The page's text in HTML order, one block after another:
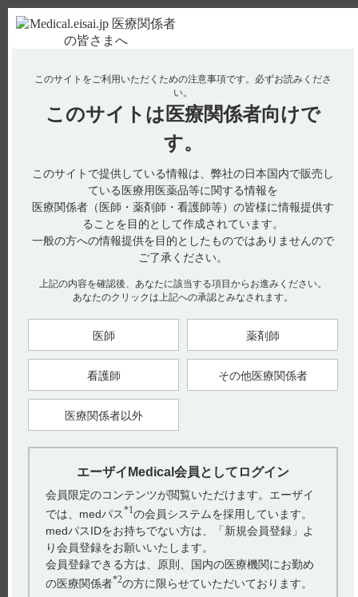
使用期限検索 Drug Information
No : 11190
【エクフィナ】 医師要件や施設要件はあります
【エクフィナ】
医師要件や施設要件はありますか？
エクフィナ錠の投与において、医師要件や施設要件は設定され
ておりません。
【関連情報】
イドには、網膜に関する疾患について
以下の記載がございます。
「網膜に関連のある疾患の有無に関わらず、エクフィナ錠の投
与により網膜に関連する疾患が発現
する可能性があるので、十分に対応できる眼科医と連携のもと
に使用してください。」（引用 2）
【引用】
1）エクフィナ錠 50mg 添付文書 2019 年 11 月改訂（第 2 版）
2）エクフィナ錠の適正使用のために 適正使用ガイド 2. 本剤に
より治療するにあたっての注意事項
p12（DI-J-772）
【作成年月】
2019年 11 月
戻る
関連するQ&A
このサイトをご利用いただくための注意事項です。 必ずお読みくださ
い。
このサイトは 医療関係者向けで
す。
このサイトで提供している情報は、弊社の日本国内で販売し
ている医療用医薬品等に関する情報を
医療関係者（医師・薬剤師・看護師等）の皆様に情報提供す
ることを目的として作成されています。
一般の方への情報提供を目的としたものではありませんので
ご了承ください。
上記の内容を確認後、あなたに該当する項目からお進みください。
あなたのクリックは上記への承認とみなされます。
医師 薬剤師
看護師 その他医療関係者
医療関係者以外
エーザイMedical会員としてログイン
会員限定のコンテンツが閲覧いただけます。エーザイ
では、medパス*1の会員システムを採用しています。
medパスIDをお持ちでない方は、「新規会員登録」よ
り会員登録をお願いいたします。
会員登録できる方は、原則、国内の医療機関にお勤め
の医療関係者*2の方に限らせていただいております。